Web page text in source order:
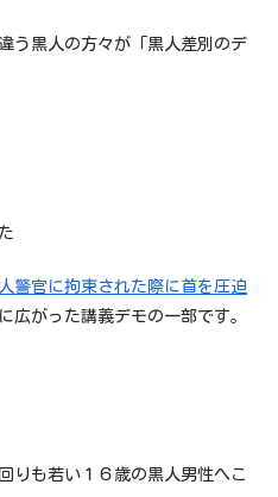
う黒人の方々が「黒人差別のデ
警官に拘束された際に首を圧迫
広がった講義デモの一部です。
りも若い１６歳の黒人男性へこ